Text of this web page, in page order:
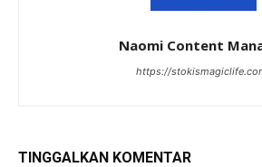
Naomi Content
https://
TINGGALKAN KOMENTAR